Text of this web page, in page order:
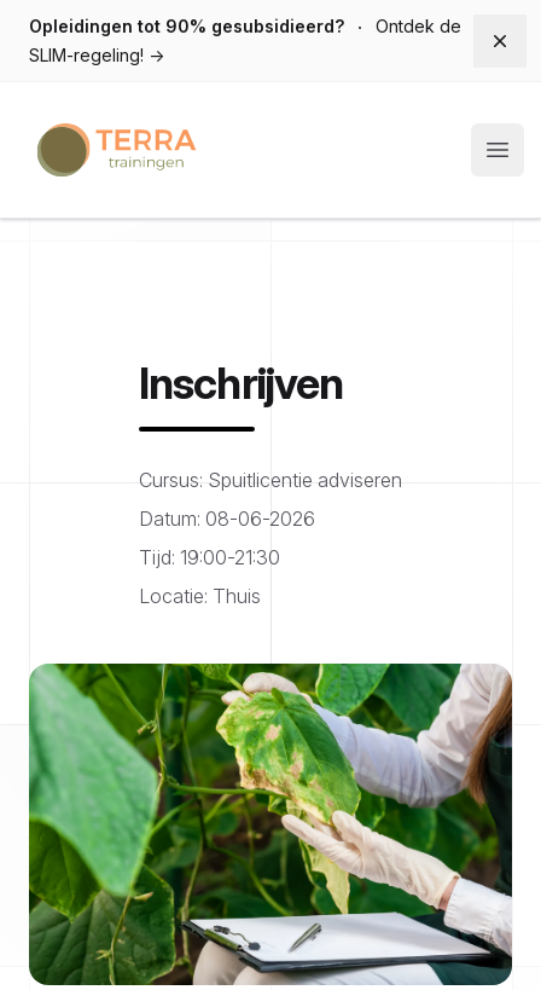
Opleidingen tot 90% gesubsidieerd?
Ontdek de
SLIM-regeling! →
Terra trainingen
Inschrijven
Cursus: Spuitlicentie adviseren
Datum: 08-06-2026
Tijd: 19:00-21:30
Locatie: Thuis